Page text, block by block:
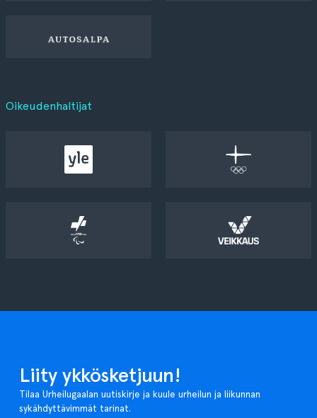
Oikeudenhaltijat
Liity ykkösketjuun!
Tilaa Urheilugaalan uutiskirje ja kuule urheilun ja liikunnan
sykähdyttävimmät tarinat.